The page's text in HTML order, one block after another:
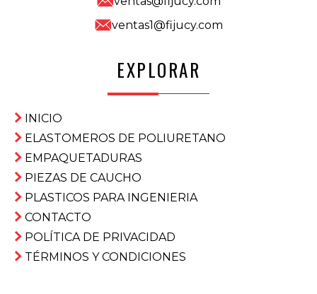
ventas1@fijucy.com
EXPLORAR
INICIO
ELASTOMEROS DE POLIURETANO
EMPAQUETADURAS
PIEZAS DE CAUCHO
PLASTICOS PARA INGENIERIA
CONTACTO
POLÍTICA DE PRIVACIDAD
TÉRMINOS Y CONDICIONES